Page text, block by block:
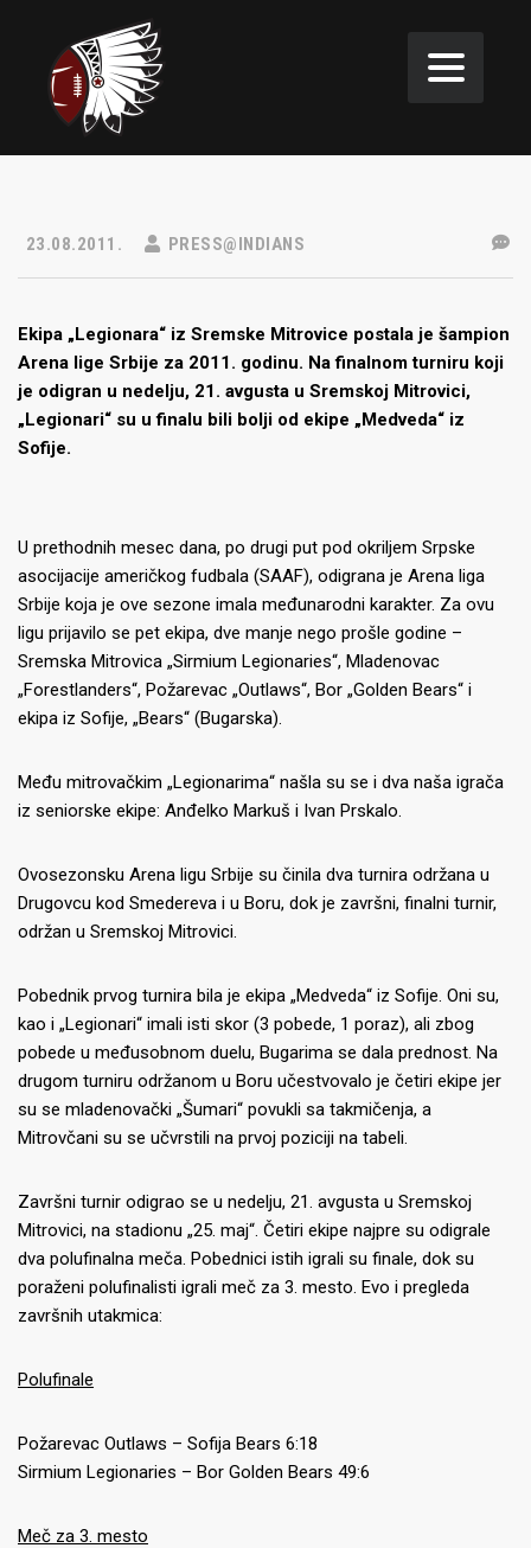
23.08.2011. PRESS@INDIANS
Ekipa „Legionara“ iz Sremske Mitrovice postala je šampion
Arena lige Srbije za 2011. godinu. Na finalnom turniru koji
je odigran u nedelju, 21. avgusta u Sremskoj Mitrovici,
„Legionari“ su u finalu bili bolji od ekipe „Medveda“ iz
Sofije.
U prethodnih mesec dana, po drugi put pod okriljem Srpske
asocijacije američkog fudbala (SAAF), odigrana je Arena liga
Srbije koja je ove sezone imala međunarodni karakter. Za ovu
ligu prijavilo se pet ekipa, dve manje nego prošle godine –
Sremska Mitrovica „Sirmium Legionaries“, Mladenovac
„Forestlanders“, Požarevac „Outlaws“, Bor „Golden Bears“ i
ekipa iz Sofije, „Bears“ (Bugarska).
Među mitrovačkim „Legionarima“ našla su se i dva naša igrača
iz seniorske ekipe: Anđelko Markuš i Ivan Prskalo.
Ovosezonsku Arena ligu Srbije su činila dva turnira održana u
Drugovcu kod Smedereva i u Boru, dok je završni, finalni turnir,
održan u Sremskoj Mitrovici.
Pobednik prvog turnira bila je ekipa „Medveda“ iz Sofije. Oni su,
kao i „Legionari“ imali isti skor (3 pobede, 1 poraz), ali zbog
pobede u međusobnom duelu, Bugarima se dala prednost. Na
drugom turniru održanom u Boru učestvovalo je četiri ekipe jer
su se mladenovački „Šumari“ povukli sa takmičenja, a
Mitrovčani su se učvrstili na prvoj poziciji na tabeli.
Završni turnir odigrao se u nedelju, 21. avgusta u Sremskoj
Mitrovici, na stadionu „25. maj“. Četiri ekipe najpre su odigrale
dva polufinalna meča. Pobednici istih igrali su finale, dok su
poraženi polufinalisti igrali meč za 3. mesto. Evo i pregleda
završnih utakmica:
Polufinale
Požarevac Outlaws – Sofija Bears 6:18
Sirmium Legionaries – Bor Golden Bears 49:6
Meč za 3. mesto